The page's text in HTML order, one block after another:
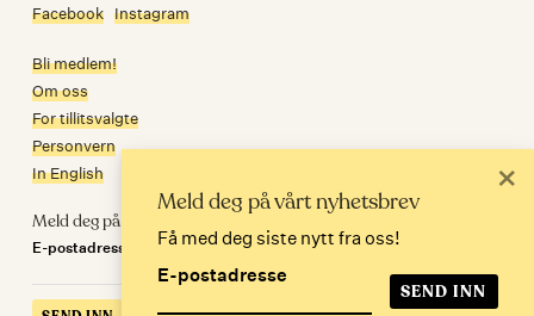
Facebook Instagram
Bli medlem!
Om oss
For tillitsvalgte
Personvern
In English
Meld deg på nyhetsbrev
E-postadresse
Meld deg på vårt nyhetsbrev
Få med deg siste nytt fra oss!
E-postadresse
×